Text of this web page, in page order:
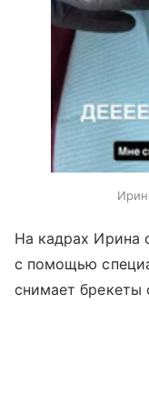
На кадрах Ирина
с помощью
снимает брекеты